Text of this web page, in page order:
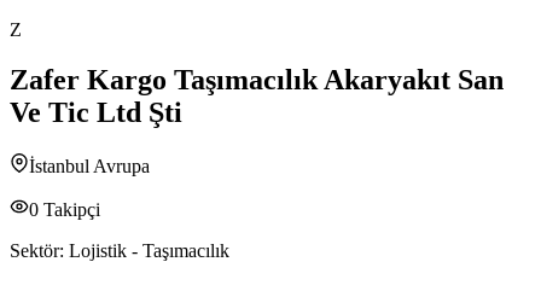
Z
Zafer Kargo Taşımacılık Akaryakıt San
Ve Tic Ltd Şti
İstanbul Avrupa
0 Takipçi
Sektör: Lojistik - Taşımacılık